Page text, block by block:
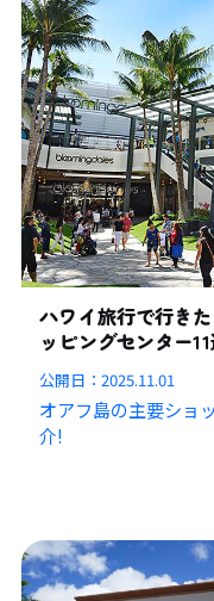
ハワイ旅行で行き
ッピングセンター
公開日：2025.11.01
オアフ島の主要ショ
介!